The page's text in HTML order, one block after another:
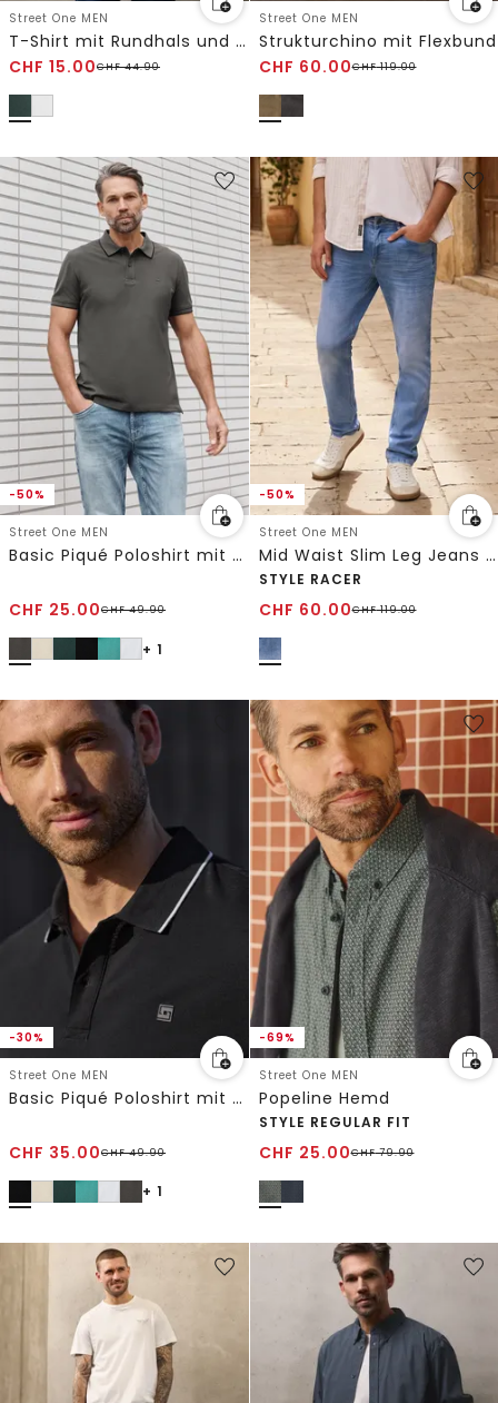
Street One MEN
T-Shirt mit Rundhals und Backprint
CHF 15.00CHF44.90
Street One MEN
Strukturchino mit Flexbund
CHF 60.00CHF119.00
-50%
Street One MEN
Basic Piqué Poloshirt mit Kontrastdetail
CHF 25.00CHF49.90
+ 1
-50%
Street One MEN
Mid Waist Slim Leg Jeans im Slim Fit
STYLE RACER
CHF 60.00CHF119.00
-30%
Street One MEN
Basic Piqué Poloshirt mit Kontrastdetail
CHF 35.00CHF49.90
+ 1
-69%
Street One MEN
Popeline Hemd
STYLE REGULAR FIT
CHF 25.00CHF79.90